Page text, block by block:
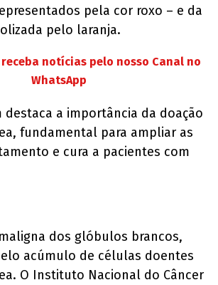
pela cor roxo – e da
pelo laranja.
notícias pelo nosso Canal no
WhatsApp
destaca a importância da doação
fundamental para ampliar as
e cura a pacientes com
dos glóbulos brancos,
acúmulo de células doentes
O Instituto Nacional do Câncer